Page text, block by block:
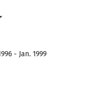
- Jan. 1999